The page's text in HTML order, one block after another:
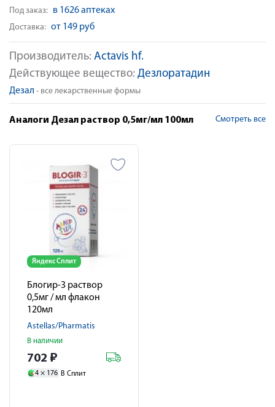
Производитель: Actavis hf.
Действующее вещество: Дезлоратадин
Дезал - все лекарственные формы
Под заказ: в 1626 аптеках
Доставка: от 149 руб
Аналоги Дезал раствор 0,5мг/мл 100мл Смотреть все
Яндекс Сплит
Блогир-3 раствор
0,5мг / мл флакон
120мл
Astellas/Pharmatis
В наличии
702 ₽
4 × 176 В Сплит